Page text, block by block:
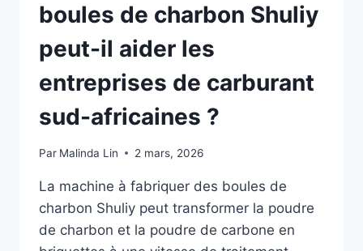
boules de charbon Shuliy
peut-il aider les
entreprises de carburant
sud-africaines ?
Par Malinda Lin 2 mars, 2026
La machine à fabriquer des boules de
charbon Shuliy peut transformer la poudre
de charbon et la poudre de carbone en